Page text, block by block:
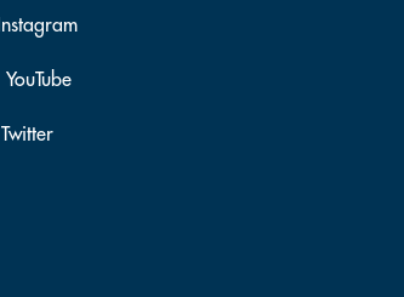
Instagram
YouTube
Twitter